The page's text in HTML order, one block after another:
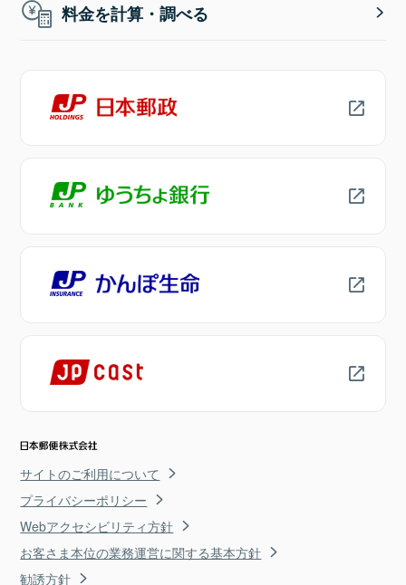
料金を計算・調べる
サイトのご利用について
プライバシーポリシー
Webアクセシビリティ方針
お客さま本位の業務運営に関する基本方針
勧誘方針